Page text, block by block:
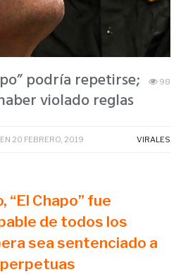
podría repetirse;
violado reglas
98
EN 20 FEBRERO, 2019 VIRALES
“El Chapo” fue
de todos los
sea sentenciado a